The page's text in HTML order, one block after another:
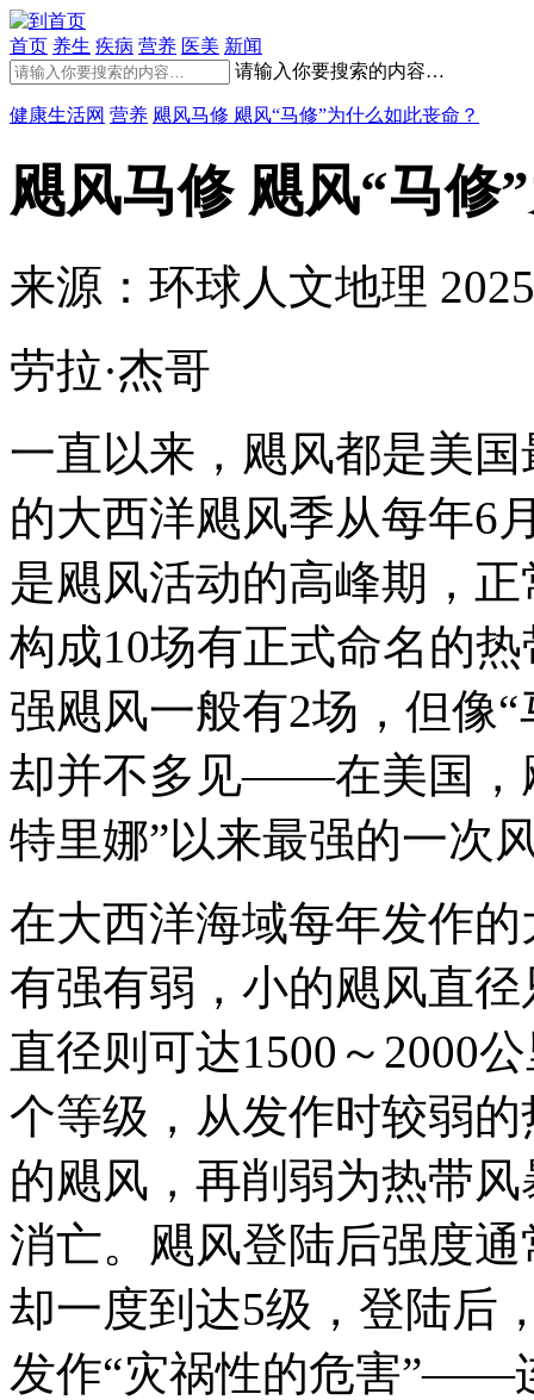
首页 养生 疾病 营养 医美 新闻
请输入你要搜索的内容…
健康生活网 营养 飓风马修 飓风“马修”为什么如此丧命？
飓风马修 飓风“马修
来源：环球人文地理
劳拉·杰哥
一直以来，飓风都是美
的大西洋飓风季从每年6
是飓风活动的高峰期，
构成10场有正式命名的
强飓风一般有2场，但像
却并不多见——在美国，
特里娜”以来最强的一次
在大西洋海域每年发作
有强有弱，小的飓风直
直径则可达1500～2000
个等级，从发作时较弱
的飓风，再削弱为热带
消亡。飓风登陆后强度
却一度到达5级，登陆后
发作“灾祸性的危害”——